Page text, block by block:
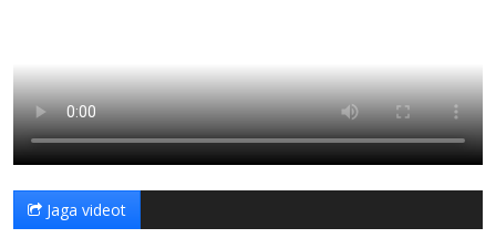
Jaga videot